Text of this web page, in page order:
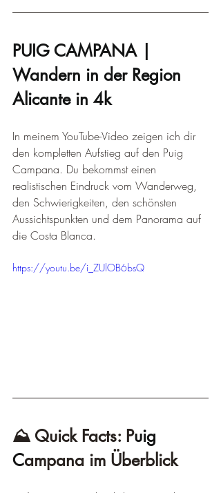
PUIG CAMPANA |
Wandern in der Region
Alicante in 4k
In meinem YouTube-Video zeigen ich dir
den kompletten Aufstieg auf den Puig
Campana. Du bekommst einen
realistischen Eindruck vom Wanderweg,
den Schwierigkeiten, den schönsten
Aussichtspunkten und dem Panorama auf
die Costa Blanca.
https://youtu.be/i_ZUlOB6bsQ
⛰️ Quick Facts: Puig
Campana im Überblick